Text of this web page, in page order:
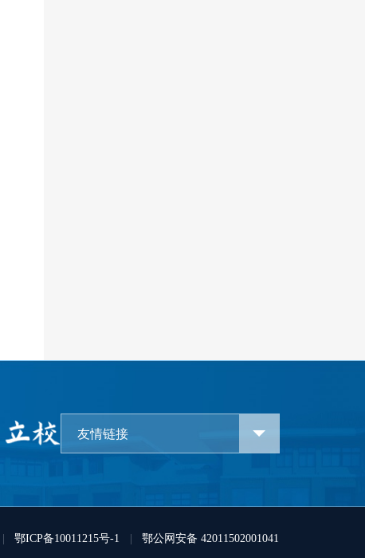
友情链接
| 鄂ICP备10011215号-1 | 鄂公网安备 42011502001041